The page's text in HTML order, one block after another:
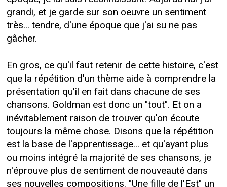
grandi, et je garde sur son oeuvre un sentiment
très... tendre, d'une époque que j'ai su ne pas
gâcher.
En gros, ce qu'il faut retenir de cette histoire, c'est
que la répétition d'un thème aide à comprendre la
présentation qu'il en fait dans chacune de ses
chansons. Goldman est donc un "tout". Et on a
inévitablement raison de trouver qu'on écoute
toujours la même chose. Disons que la répétition
est la base de l'apprentissage... et qu'ayant plus
ou moins intégré la majorité de ses chansons, je
n'éprouve plus de sentiment de nouveauté dans
ses nouvelles compositions. "Une fille de l'Est" un